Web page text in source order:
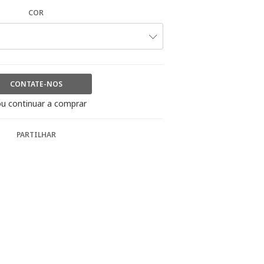
COR
CONTATE-NOS
continuar a comprar
PARTILHAR